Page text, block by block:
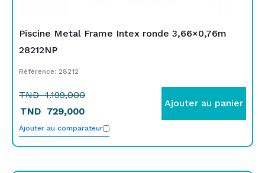
Piscine Metal Frame Intex ronde 3,66×0,76m
28212NP
Référence: 28212
TND1.199,000
TND 729,000
Ajouter au panier
Ajouter au comparateur